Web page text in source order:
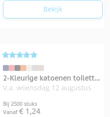
Bekijk
2-Kleurige katoenen toilettas
Kleuren
V.a. woensdag 12 augustus
Bij 2500 stuks
Vanaf € 1,24